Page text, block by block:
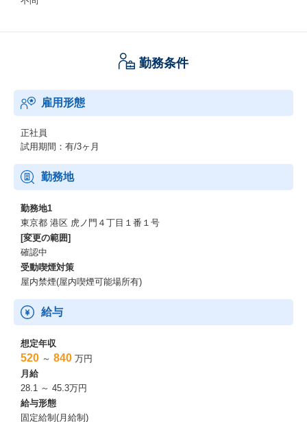
勤務条件
雇用形態
正社員
試用期間：有/3ヶ月
勤務地
勤務地1
東京都 港区 虎ノ門４丁目１番１号
[変更の範囲]
確認中
受動喫煙対策
屋内禁煙(屋内喫煙可能場所有)
給与
想定年収
520 ～ 840 万円
月給
28.1 ～ 45.3万円
給与形態
固定給制(月給制)